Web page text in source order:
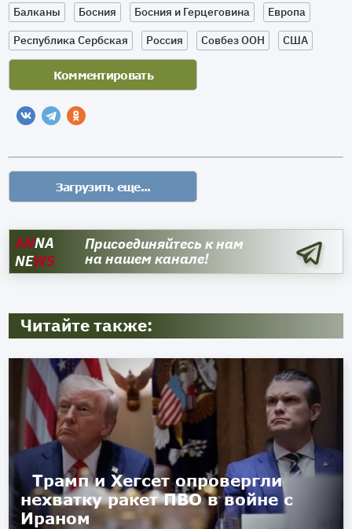
Балканы Босния Босния и Герцеговина
Европа
Республика Сербская
Россия Совбез ООН США
ANNA
NEWS
Присоединяйтесь к нам
на нашем канале!
Читайте также:
Трамп и Хегсет опровергли
нехватку ракет ПВО в войне с
Ираном